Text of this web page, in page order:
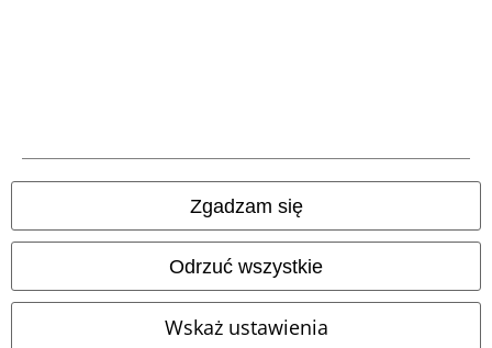
Zgadzam się
Odrzuć wszystkie
Wskaż ustawienia
Sklepy internetowe EMP
EMP International